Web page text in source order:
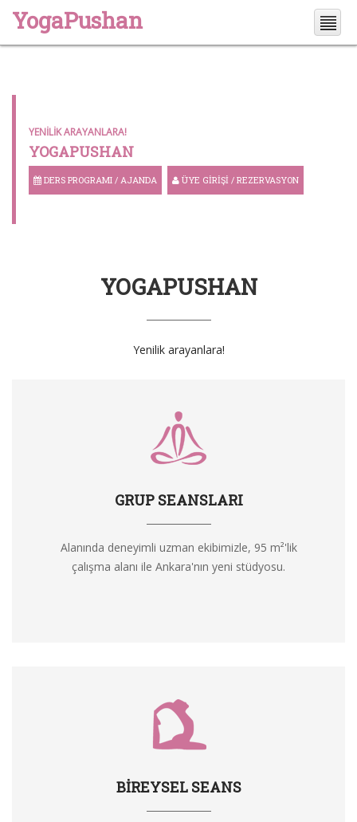
YogaPushan
YENILIK ARAYANLARA!
YOGAPUSHAN
DERS PROGRAMI / AJANDA ÜYE GIRIŞI / REZERVASYON
YOGAPUSHAN
Yenilik arayanlara!
GRUP SEANSLARI
Alanında deneyimli uzman ekibimizle, 95 m²'lik
çalışma alanı ile Ankara'nın yeni stüdyosu.
BIREYSEL SEANS